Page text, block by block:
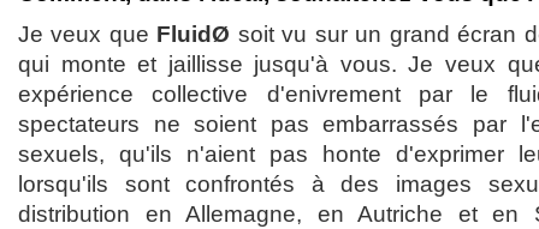
Je veux que FluidØ soit vu sur un grand écran
qui monte et jaillisse jusqu'à vous. Je veux
expérience collective d'enivrement par le
spectateurs ne soient pas embarrassés par
sexuels, qu'ils n'aient pas honte d'exprimer
lorsqu'ils sont confrontés à des images
distribution en Allemagne, en Autriche et en